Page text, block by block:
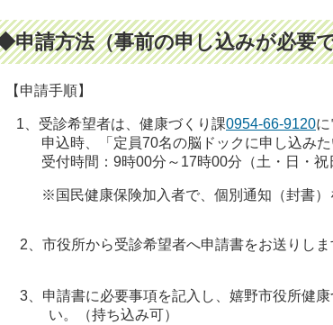
請方法（事前の申し込みが必要
請手順】
1、受診希望者は、健康づくり課0954-66-9120
申込時、「定員70名の脳ドックに申し込みた
受付時間：9時00分～17時00分（土・日・祝
※国民健康保険加入者で、個別通知（封書）
役所から受診希望者へ申請書をお送りしま
請書に必要事項を記入し、嬉野市役所健康づ
（持ち込み可）